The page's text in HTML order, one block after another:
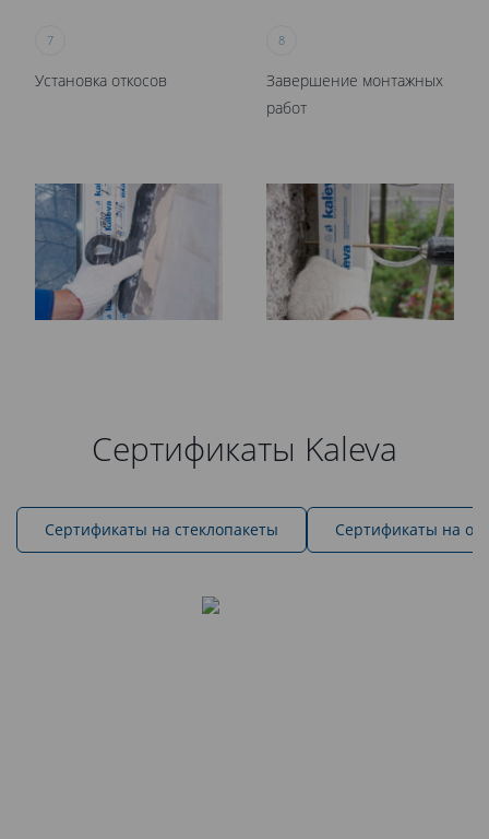
7
Установка откосов
8
Завершение монтажных
работ
Сертификаты Kaleva
Cертификаты на стеклопакеты Сертификаты на